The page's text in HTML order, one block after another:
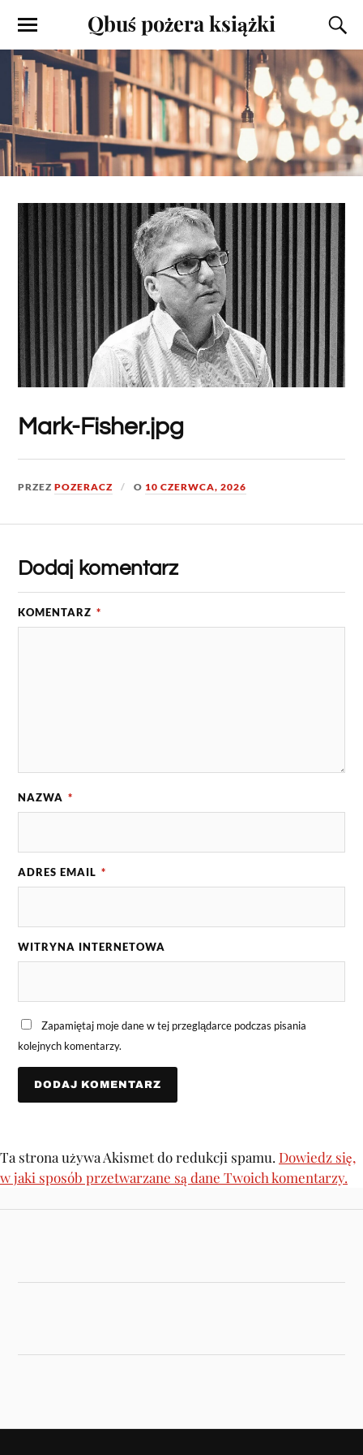
Qbuś pożera książki
Mark-Fisher.jpg
PRZEZPOZERACZ O 10 CZERWCA, 2026
Dodaj komentarz
KOMENTARZ *
NAZWA *
ADRES EMAIL *
WITRYNA INTERNETOWA
Zapamiętaj moje dane w tej przeglądarce podczas pisania
kolejnych komentarzy.
Ta strona używa Akismet do redukcji spamu. Dowiedz się,
w jaki sposób przetwarzane są dane Twoich komentarzy.